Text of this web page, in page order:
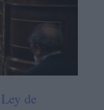
de